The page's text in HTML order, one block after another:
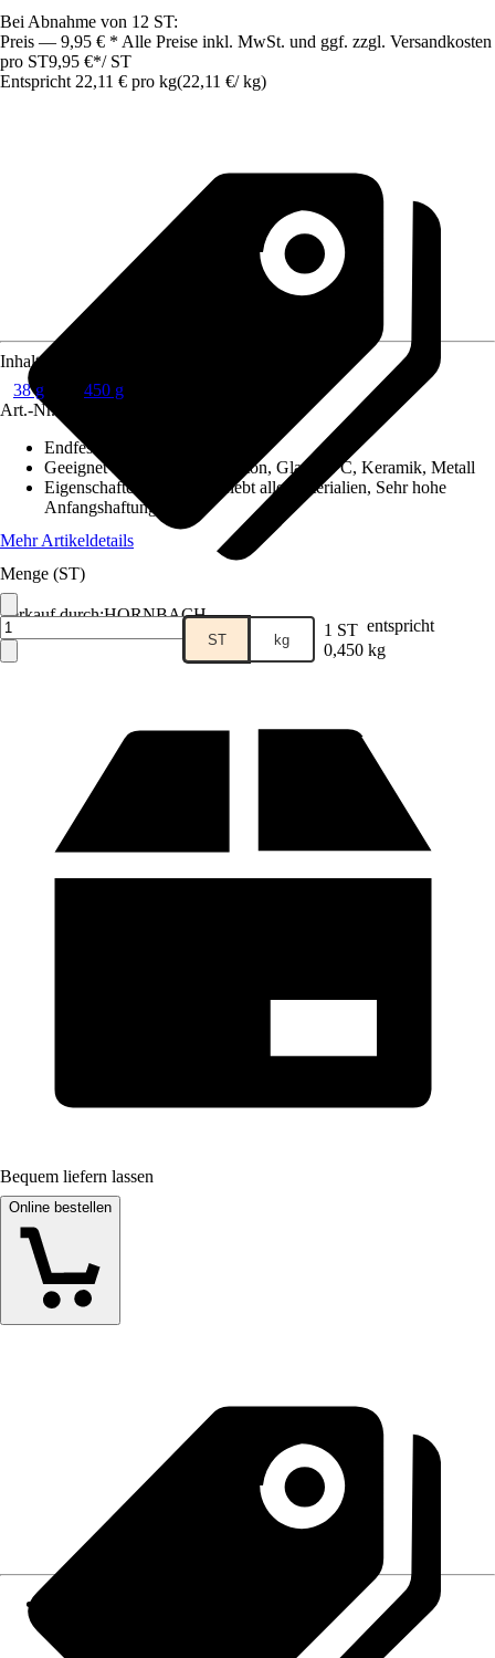
Bei Abnahme von 12 ST:
Preis — 9,95 € * Alle Preise inkl. MwSt. und ggf. zzgl. Versandkosten
pro ST9,95 €*/ ST
Entspricht 22,11 € pro kg(22,11 €/ kg)
Verkauf durch:HORNBACH
Inhalt
38 g
450 g
Art.-Nr.
Endfestigkeit nach ca.
Geeignet für Untergrund
Beton, Glas, PVC, Keramik, Metall
Eigenschaften
Flexibel, Klebt alle Materialien, Sehr hohe
Anfangshaftung
Mehr Artikeldetails
Menge (ST)
ST kg 1 ST entspricht
0,450 kg
Bequem liefern lassen
Online bestellen